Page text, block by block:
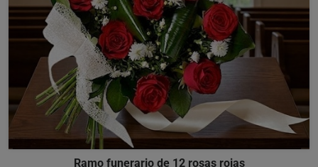
Ramo funerario de 12 rosas rojas